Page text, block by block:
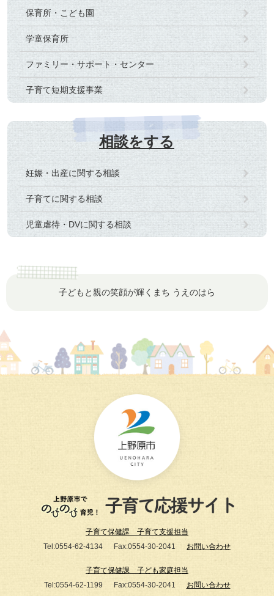
保育所・こども園
学童保育所
ファミリー・サポート・センター
子育て短期支援事業
相談をする
妊娠・出産に関する相談
子育てに関する相談
児童虐待・DVに関する相談
子どもと親の笑顔が輝くまち うえのはら
子育て保健課 子育て支援担当
Tel:0554-62-4134
Fax:0554-30-2041 お問い合わせ
子育て保健課 子ども家庭担当
Tel:0554-62-1199
Fax:0554-30-2041 お問い合わせ